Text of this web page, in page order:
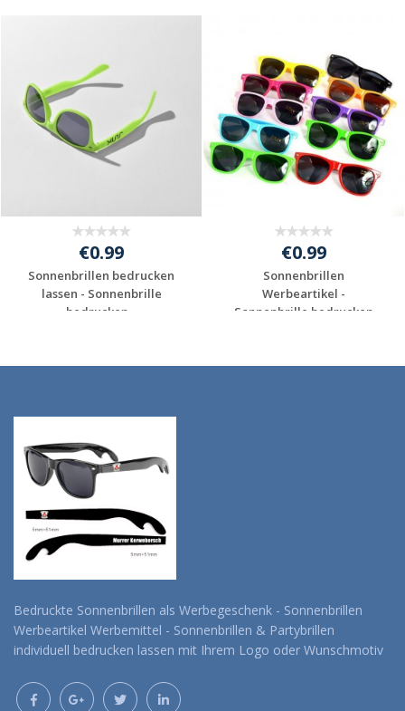
€0.99
Sonnenbrillen bedrucken
lassen - Sonnenbrille
bedrucken...
€0.99
Sonnenbrillen
Werbeartikel -
Sonnenbrille bedrucken
Bedruckte Sonnenbrillen als Werbegeschenk - Sonnenbrillen
Werbeartikel Werbemittel - Sonnenbrillen & Partybrillen
individuell bedrucken lassen mit Ihrem Logo oder Wunschmotiv